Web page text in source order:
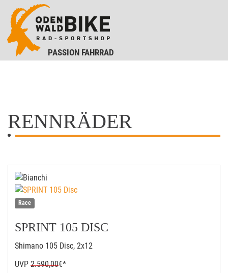
PASSION FAHRRAD
RENNRÄDER
Race
SPRINT 105 DISC
Shimano 105 Disc, 2x12
UVP 2.590,00€*